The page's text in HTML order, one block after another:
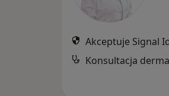
Akceptuje Signal
Konsultacja